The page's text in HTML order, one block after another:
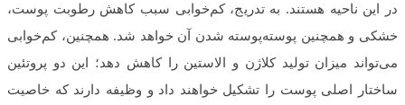
در این ناحیه هستند. به تدریج، کم‌خوابی سبب کاهش رطوبت پوست،
خشکی و همچنین پوسته‌پوسته شدن آن خواهد شد. همچنین، کم‌خوابی
می‌تواند میزان تولید کلاژن و الاستین را کاهش دهد؛ این دو پروتئین
ساختار اصلی پوست را تشکیل خواهند داد و وظیفه دارند که خاصیت